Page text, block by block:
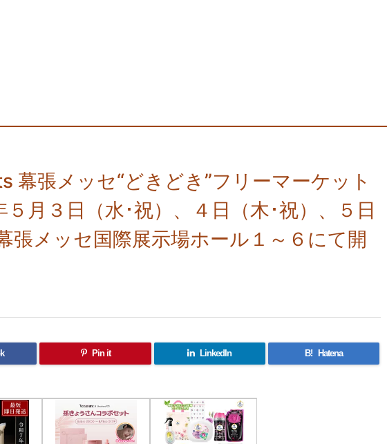
幕張メッセ“どきどき”フリーマーケット
５月３日（水･祝）、４日（木･祝）、５日
張メッセ国際展示場ホール１～６にて開
Pin it LinkedIn B! Hatena